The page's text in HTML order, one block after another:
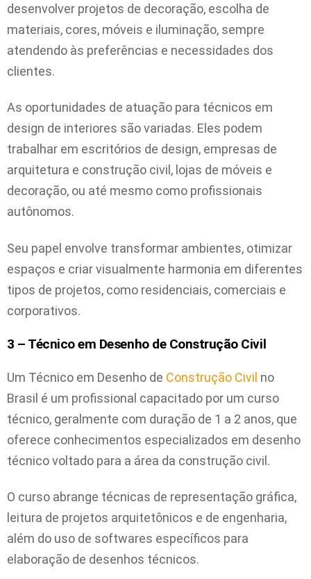
desenvolver projetos de decoração, escolha de
materiais, cores, móveis e iluminação, sempre
atendendo às preferências e necessidades dos
clientes.
As oportunidades de atuação para técnicos em
design de interiores são variadas. Eles podem
trabalhar em escritórios de design, empresas de
arquitetura e construção civil, lojas de móveis e
decoração, ou até mesmo como profissionais
autônomos.
Seu papel envolve transformar ambientes, otimizar
espaços e criar visualmente harmonia em diferentes
tipos de projetos, como residenciais, comerciais e
corporativos.
3 – Técnico em Desenho de Construção Civil
Um Técnico em Desenho de Construção Civil no
Brasil é um profissional capacitado por um curso
técnico, geralmente com duração de 1 a 2 anos, que
oferece conhecimentos especializados em desenho
técnico voltado para a área da construção civil.
O curso abrange técnicas de representação gráfica,
leitura de projetos arquitetônicos e de engenharia,
além do uso de softwares específicos para
elaboração de desenhos técnicos.